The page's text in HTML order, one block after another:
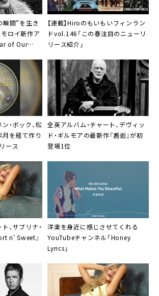
瞬間”を生き
モロイ新作ア
of Our
【連載】Hiroのもいもいフィンラン
ドvol.146「この春注目のニューリ
リース紹介」
ン・ボック、松
月を経て作り
ース
全英アルバム・チャート、デヴィッ
ド・ギルモアの最新作『邂逅』が初
登場1位
、サブリナ・
n’ Sweet』
洋楽を身近に感じさせてくれる
YouTubeチャンネル「Honey
Lyrics」